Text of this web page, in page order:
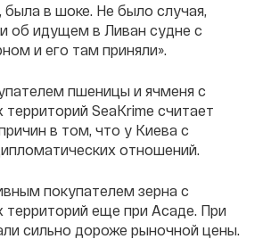
была в шоке. Не было случая,
об идущем в Ливан судне с
и его там приняли».
пшеницы и ячменя с
территорий SeaKrime считает
в том, что у Киева с
отношений.
покупателем зерна с
территорий еще при Асаде. При
сильно дороже рыночной цены.